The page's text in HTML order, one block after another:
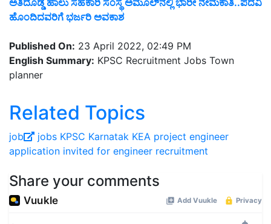
ಅತಿದೊಡ್ಡ ಹಾಲು ಸಹಕಾರಿ ಸಂಸ್ಥೆ ಅಮೂಲ್‌ನಲ್ಲಿ ಭಾರೀ ನೇಮಕಾತಿ..ಪದವಿ
ಹೊಂದಿದವರಿಗೆ ಭರ್ಜರಿ ಅವಕಾಶ
Published On: 23 April 2022, 02:49 PM
English Summary: KPSC Recruitment Jobs Town
planner
Related Topics
job jobs KPSC Karnatak KEA project engineer
application invited for engineer recruitment
Share your comments